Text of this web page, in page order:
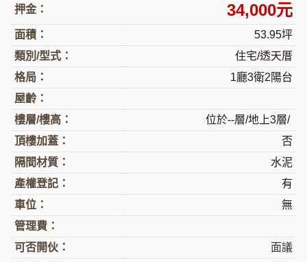
押金： 34,000元
面積：
53.95坪
類別/型式：
住宅/透天厝
格局：
1廳3衛2陽台
屋齡：
樓層/樓高：
位於--層/地上3層/
頂樓加蓋：
否
隔間材質：
水泥
產權登記：
有
車位：
無
管理費：
可否開伙：
面議